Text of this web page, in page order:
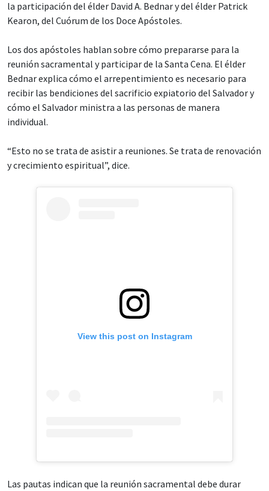
la participación del élder David A. Bednar y del élder Patrick
Kearon, del Cuórum de los Doce Apóstoles.
Los dos apóstoles hablan sobre cómo prepararse para la
reunión sacramental y participar de la Santa Cena. El élder
Bednar explica cómo el arrepentimiento es necesario para
recibir las bendiciones del sacrificio expiatorio del Salvador y
cómo el Salvador ministra a las personas de manera
individual.
“Esto no se trata de asistir a reuniones. Se trata de renovación
y crecimiento espiritual”, dice.
View this post on Instagram
Las pautas indican que la reunión sacramental debe durar